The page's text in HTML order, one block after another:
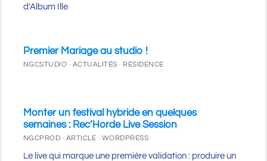
d'Album Ille
Premier Mariage au studio !
NGCSTUDIO · ACTUALITÉS · RÉSIDENCE
Monter un festival hybride en quelques
semaines : Rec’Horde Live Session
NGCPROD · ARTICLE · WORDPRESS
Le live qui marque une première validation : produire un